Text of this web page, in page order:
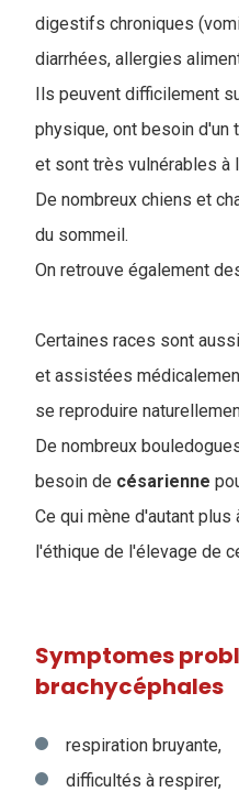
digestifs chroniques
diarrhées, allergies
Ils peuvent difficilement
physique, ont besoin
et sont très vulnérables à
De nombreux chiens et
du sommeil.
On retrouve également
Certaines races sont
et assistées
se reproduire
De nombreux
besoin de césarienne
Ce qui mène d'autant plus
l'éthique de l'élevage de
Symptomes
brachycéphales
respiration bruyante,
difficultés à respirer,